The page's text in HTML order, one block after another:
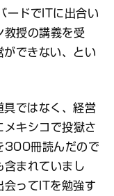
ードでITに出合い
教授の講義を受
できない、とい
具ではなく、経営
メキシコで投獄さ
300冊読んだので
含まれていまし
会ってITを勉強す